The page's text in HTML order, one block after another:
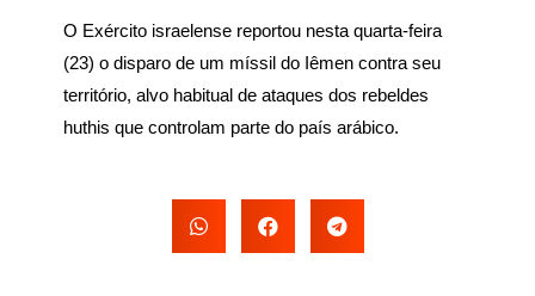
O Exército israelense reportou nesta quarta-feira
(23) o disparo de um míssil do Iêmen contra seu
território, alvo habitual de ataques dos rebeldes
huthis que controlam parte do país arábico.